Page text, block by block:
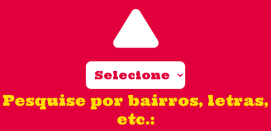
Pesquise por bairros, letras,
etc.: